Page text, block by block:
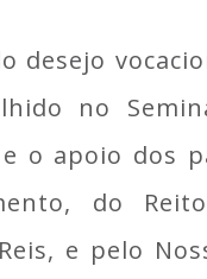
desejo
no
o apoio dos
do
e pelo